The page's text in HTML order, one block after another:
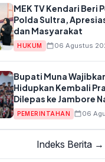
MEK TV Kendari Beri
Polda Sultra,
dan Masyarakat
HUKUM 06 Agustus
Bupati Muna
Hidupkan Kembali
Dilepas ke Jambore
PEMERINTAHAN 06
Indeks Berita →